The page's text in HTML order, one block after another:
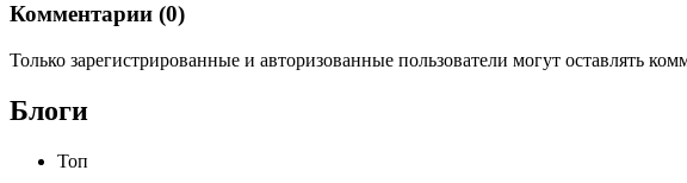
Комментарии (0)
Только зарегистрированные и авторизованные пользователи могут оставлять
Блоги
Топ